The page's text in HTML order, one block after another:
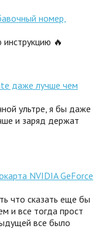
номер,
🔥
даже лучше чем
ультре, я бы даже
и заряд держат
NVIDIA GeForce
что сказать еще бы
и все тогда прост
все было